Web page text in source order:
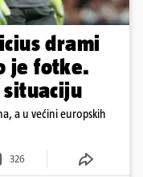
drami
je fotke.
a u većini europskih
326